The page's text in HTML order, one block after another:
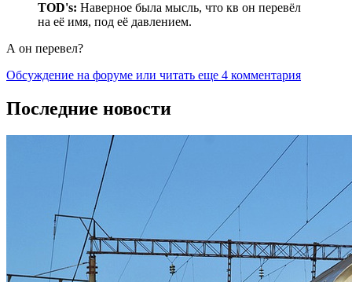
TOD's: Наверное была мысль, что кв он перевёл
на её имя, под её давлением.
А он перевел?
Обсуждение на форуме или читать еще 4 комментария
Последние новости